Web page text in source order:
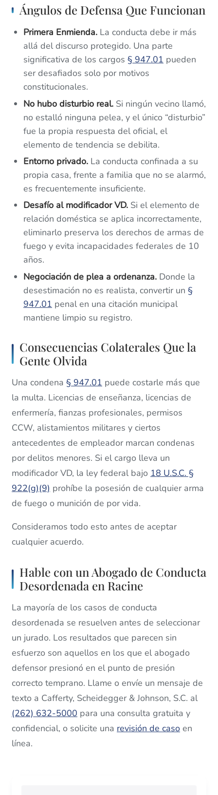
Ángulos de Defensa Que Funcionan
Primera Enmienda. La conducta debe ir más
allá del discurso protegido. Una parte
significativa de los cargos § 947.01 pueden
ser desafiados solo por motivos
constitucionales.
No hubo disturbio real. Si ningún vecino llamó,
no estalló ninguna pelea, y el único “disturbio”
fue la propia respuesta del oficial, el
elemento de tendencia se debilita.
Entorno privado. La conducta confinada a su
propia casa, frente a familia que no se alarmó,
es frecuentemente insuficiente.
Desafío al modificador VD. Si el elemento de
relación doméstica se aplica incorrectamente,
eliminarlo preserva los derechos de armas de
fuego y evita incapacidades federales de 10
años.
Negociación de plea a ordenanza. Donde la
desestimación no es realista, convertir un §
947.01 penal en una citación municipal
mantiene limpio su registro.
Consecuencias Colaterales Que la
Gente Olvida
Una condena § 947.01 puede costarle más que
la multa. Licencias de enseñanza, licencias de
enfermería, fianzas profesionales, permisos
CCW, alistamientos militares y ciertos
antecedentes de empleador marcan condenas
por delitos menores. Si el cargo lleva un
modificador VD, la ley federal bajo 18 U.S.C. §
922(g)(9) prohíbe la posesión de cualquier arma
de fuego o munición de por vida.
Consideramos todo esto antes de aceptar
cualquier acuerdo.
Hable con un Abogado de Conducta
Desordenada en Racine
La mayoría de los casos de conducta
desordenada se resuelven antes de seleccionar
un jurado. Los resultados que parecen sin
esfuerzo son aquellos en los que el abogado
defensor presionó en el punto de presión
correcto temprano. Llame o envíe un mensaje de
texto a Cafferty, Scheidegger & Johnson, S.C. al
(262) 632-5000 para una consulta gratuita y
confidencial, o solicite una revisión de caso en
línea.